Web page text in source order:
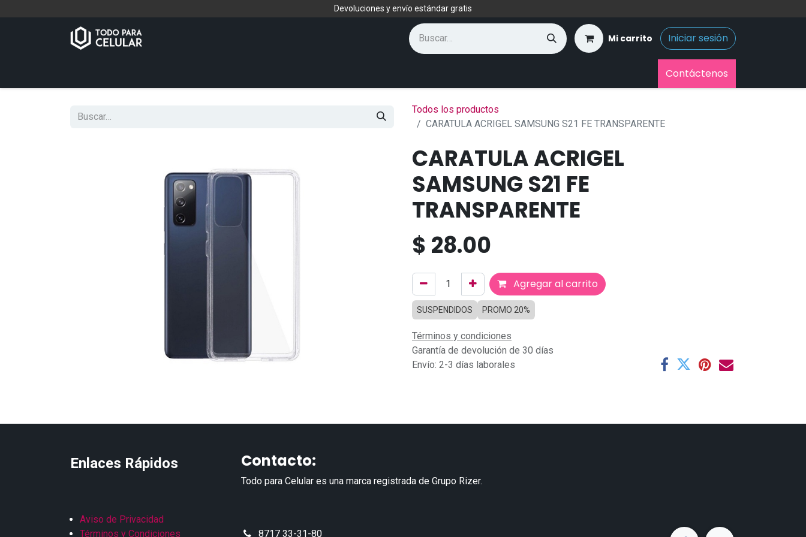
Devoluciones y envío estándar gratis
Mi carrito Iniciar sesión
Contáctenos
Todos los productos
CARATULA ACRIGEL SAMSUNG S21 FE TRANSPARENTE
CARATULA ACRIGEL
SAMSUNG S21 FE
TRANSPARENTE
$ 28.00
Agregar al carrito
SUSPENDIDOS PROMO 20%
Términos y condiciones
Garantía de devolución de 30 días
Envío: 2-3 días laborales
Enlaces Rápidos Contacto:
Todo para Celular es una marca registrada de Grupo Rizer.
Aviso de Privacidad
Términos y Condiciones
8717 33-31-80